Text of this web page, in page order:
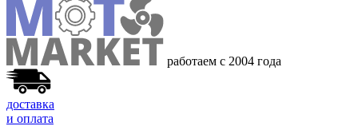
работаем с 2004 года
доставка
и оплата